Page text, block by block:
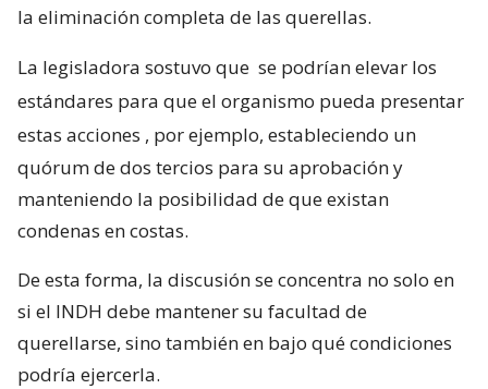
la eliminación completa de las querellas.
La legisladora sostuvo que se podrían elevar los
estándares para que el organismo pueda presentar
estas acciones , por ejemplo, estableciendo un
quórum de dos tercios para su aprobación y
manteniendo la posibilidad de que existan
condenas en costas.
De esta forma, la discusión se concentra no solo en
si el INDH debe mantener su facultad de
querellarse, sino también en bajo qué condiciones
podría ejercerla.